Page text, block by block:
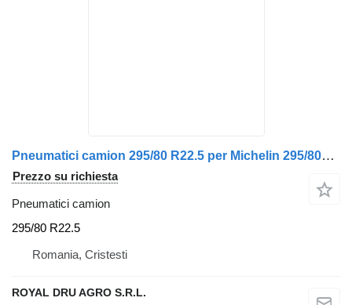
Pneumatici camion 295/80 R22.5 per Michelin 295/80R22.5 pentru camioane Scania
Prezzo su richiesta
Pneumatici camion
295/80 R22.5
Romania, Cristesti
ROYAL DRU AGRO S.R.L.